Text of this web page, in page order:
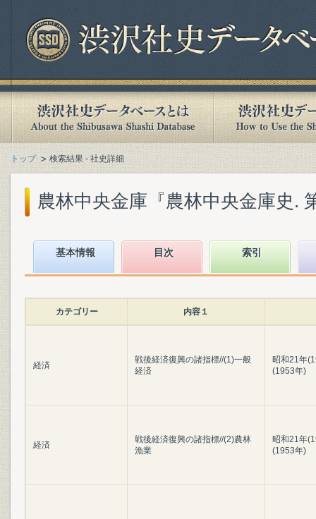
トップ 検索結果 - 社史詳細
農林中央金庫『農林中央金庫史.
基本情報 目次 索引
カテゴリー 内容１
経済
戦後経済復興の諸指標//(1)一般
経済
昭和21年
(1953年)
経済
戦後経済復興の諸指標//(2)農林
漁業
昭和21年
(1953年)